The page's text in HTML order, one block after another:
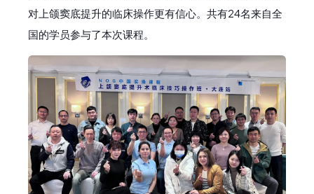
对上颌窦底提升的临床操作更有信心。共有24名来自全
国的学员参与了本次课程。